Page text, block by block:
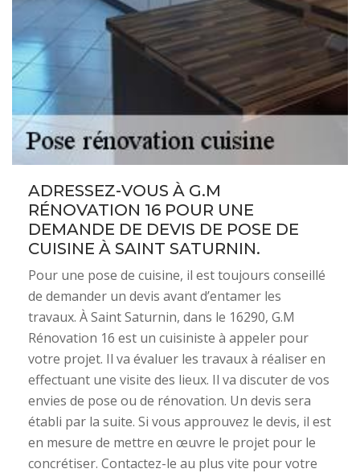
ADRESSEZ-VOUS À G.M
RÉNOVATION 16 POUR UNE
DEMANDE DE DEVIS DE POSE DE
CUISINE À SAINT SATURNIN.
Pour une pose de cuisine, il est toujours conseillé
de demander un devis avant d’entamer les
travaux. À Saint Saturnin, dans le 16290, G.M
Rénovation 16 est un cuisiniste à appeler pour
votre projet. Il va évaluer les travaux à réaliser en
effectuant une visite des lieux. Il va discuter de vos
envies de pose ou de rénovation. Un devis sera
établi par la suite. Si vous approuvez le devis, il est
en mesure de mettre en œuvre le projet pour le
concrétiser. Contactez-le au plus vite pour votre